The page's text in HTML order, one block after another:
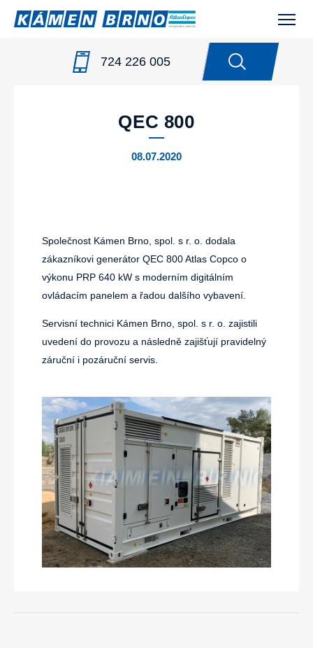
724 226 005
QEC 800
QEC 800
08.07.2020
Společnost Kámen Brno, spol. s r. o. dodala
zákazníkovi generátor QEC 800 Atlas Copco o
výkonu PRP 640 kW s moderním digitálním
ovládacím panelem a řadou dalšího vybavení.
Servisní technici Kámen Brno, spol. s r. o. zajistili
uvedení do provozu a následně zajišťují pravidelný
záruční i pozáruční servis.